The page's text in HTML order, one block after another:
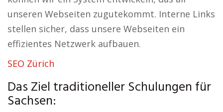
unseren Webseiten zugutekommt. Interne Links
stellen sicher, dass unsere Webseiten ein
effizientes Netzwerk aufbauen.
SEO Zürich
Das Ziel traditioneller Schulungen für
Sachsen: